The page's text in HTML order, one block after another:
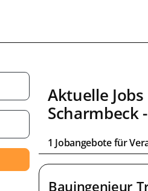
Aktuelle
Scharmbeck
1 Jobangebote für
Bauingenieur